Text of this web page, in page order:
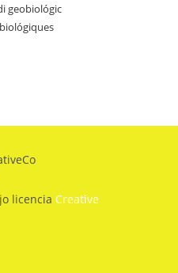
geobiológic
licenciaCreative